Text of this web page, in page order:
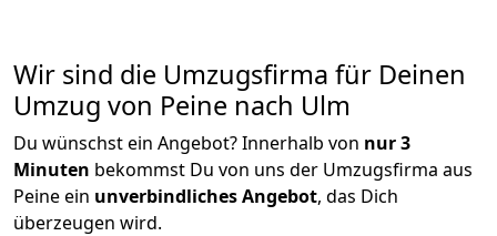
Wir sind die Umzugsfirma für Deinen
Umzug von Peine nach Ulm
Du wünschst ein Angebot? Innerhalb von nur 3
Minuten bekommst Du von uns der Umzugsfirma aus
Peine ein unverbindliches Angebot, das Dich
überzeugen wird.